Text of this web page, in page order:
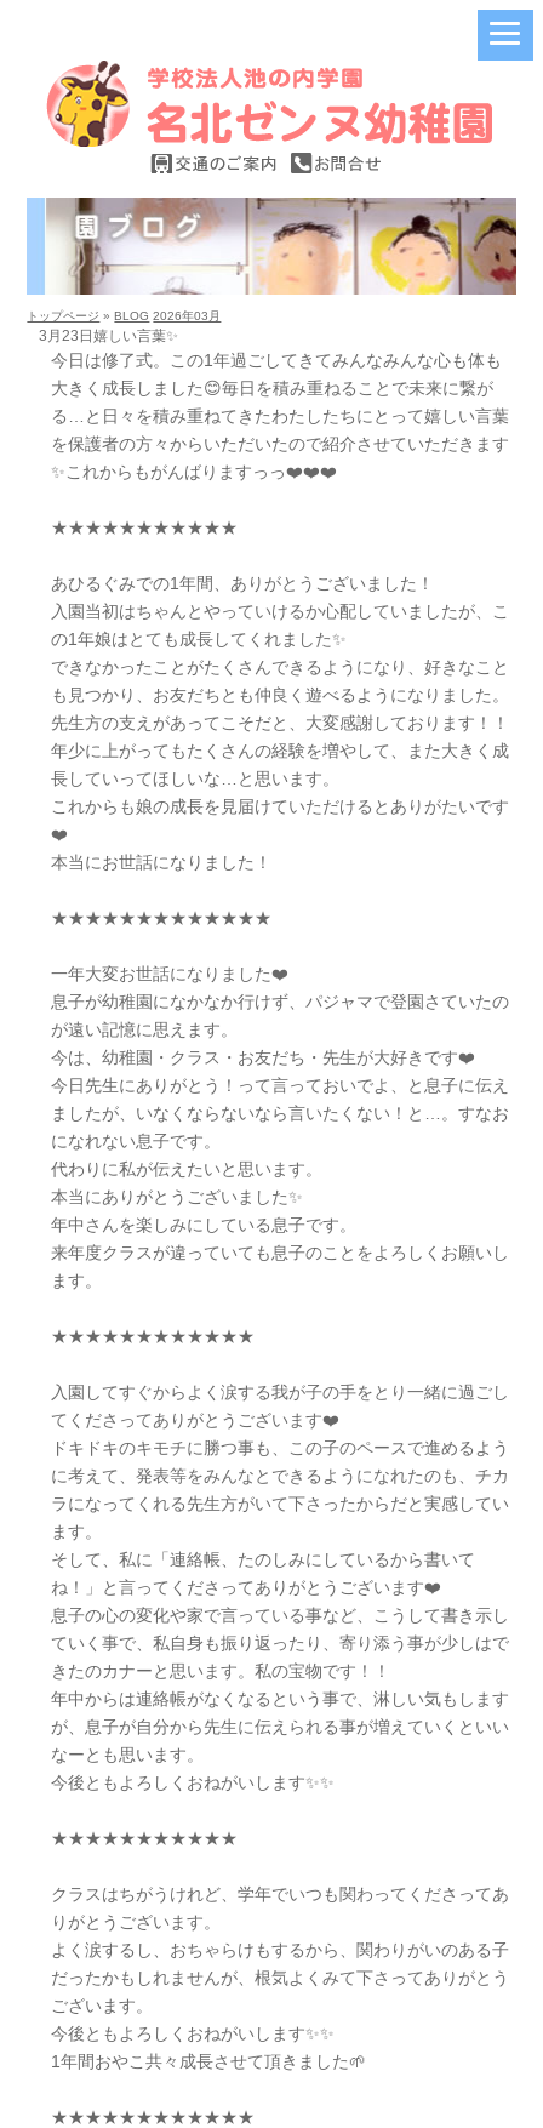
トップページ »BLOG 2026年03月
3月23日嬉しい言葉✨
今日は修了式。この1年過ごしてきてみんなみんな心も体も
大きく成長しました😊毎日を積み重ねることで未来に繋が
る…と日々を積み重ねてきたわたしたちにとって嬉しい言葉
を保護者の方々からいただいたので紹介させていただきます
✨これからもがんばりますっっ❤️❤️❤️
★★★★★★★★★★★
あひるぐみでの1年間、ありがとうございました！
入園当初はちゃんとやっていけるか心配していましたが、こ
の1年娘はとても成長してくれました✨
できなかったことがたくさんできるようになり、好きなこと
も見つかり、お友だちとも仲良く遊べるようになりました。
先生方の支えがあってこそだと、大変感謝しております！！
年少に上がってもたくさんの経験を増やして、また大きく成
長していってほしいな…と思います。
これからも娘の成長を見届けていただけるとありがたいです
❤️
本当にお世話になりました！
★★★★★★★★★★★★★
一年大変お世話になりました❤️
息子が幼稚園になかなか行けず、パジャマで登園さていたの
が遠い記憶に思えます。
今は、幼稚園・クラス・お友だち・先生が大好きです❤️
今日先生にありがとう！って言っておいでよ、と息子に伝え
ましたが、いなくならないなら言いたくない！と…。すなお
になれない息子です。
代わりに私が伝えたいと思います。
本当にありがとうございました✨
年中さんを楽しみにしている息子です。
来年度クラスが違っていても息子のことをよろしくお願いし
ます。
★★★★★★★★★★★★
入園してすぐからよく涙する我が子の手をとり一緒に過ごし
てくださってありがとうございます❤️
ドキドキのキモチに勝つ事も、この子のペースで進めるよう
に考えて、発表等をみんなとできるようになれたのも、チカ
ラになってくれる先生方がいて下さったからだと実感してい
ます。
そして、私に「連絡帳、たのしみにしているから書いて
ね！」と言ってくださってありがとうございます❤️
息子の心の変化や家で言っている事など、こうして書き示し
ていく事で、私自身も振り返ったり、寄り添う事が少しはで
きたのカナーと思います。私の宝物です！！
年中からは連絡帳がなくなるという事で、淋しい気もします
が、息子が自分から先生に伝えられる事が増えていくといい
なーとも思います。
今後ともよろしくおねがいします✨✨
★★★★★★★★★★★
クラスはちがうけれど、学年でいつも関わってくださってあ
りがとうございます。
よく涙するし、おちゃらけもするから、関わりがいのある子
だったかもしれませんが、根気よくみて下さってありがとう
ございます。
今後ともよろしくおねがいします✨✨
1年間おやこ共々成長させて頂きました🌱
★★★★★★★★★★★★